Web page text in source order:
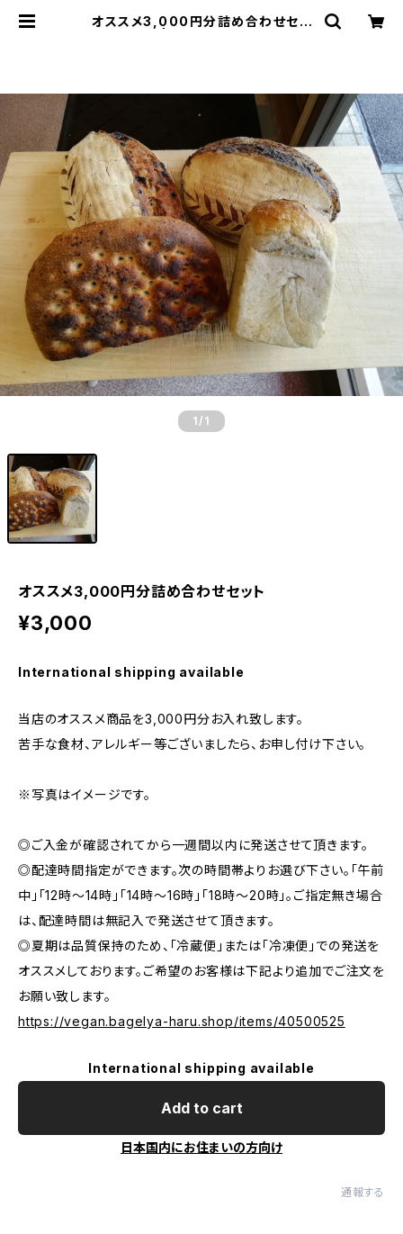
オススメ3,000円分詰め合わせセッ
1 /1
オススメ3,000円分詰め合わせセット
¥3,000
International shipping available
当店のオススメ商品を3,000円分お入れ致します。
苦手な食材、アレルギー等ございましたら、お申し付け下さい。
※写真はイメージです。
◎ご入金が確認されてから一週間以内に発送させて頂きます。
◎配達時間指定ができます。次の時間帯よりお選び下さい。「午前
中」「12時～14時」「14時～16時」「18時～20時」。ご指定無き場合
は、配達時間は無記入で発送させて頂きます。
◎夏期は品質保持のため、「冷蔵便」または「冷凍便」での発送を
オススメしております。ご希望のお客様は下記より追加でご注文を
お願い致します。
https://vegan.bagelya-haru.shop/items/40500525
International shipping available
Add to cart
日本国内にお住まいの方向け
通報する